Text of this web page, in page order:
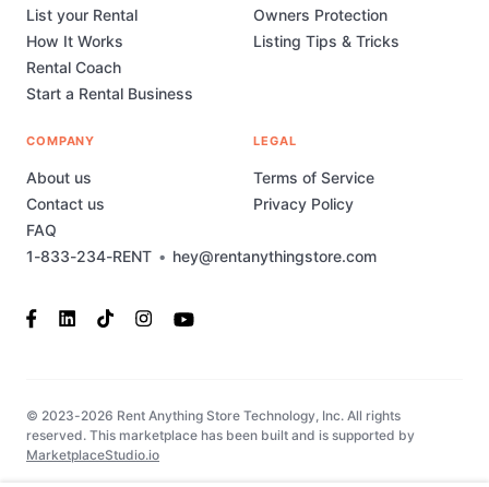
1-833-234-RENT • hey@rentanythingstore.com
List your Rental
How It Works
Rental Coach
Start a Rental Business
Owners Protection
Listing Tips & Tricks
COMPANY
About us
Contact us
FAQ
LEGAL
Terms of Service
Privacy Policy
© 2023-2026 Rent Anything Store Technology, Inc. All rights
reserved. This marketplace has been built and is supported by
MarketplaceStudio.io